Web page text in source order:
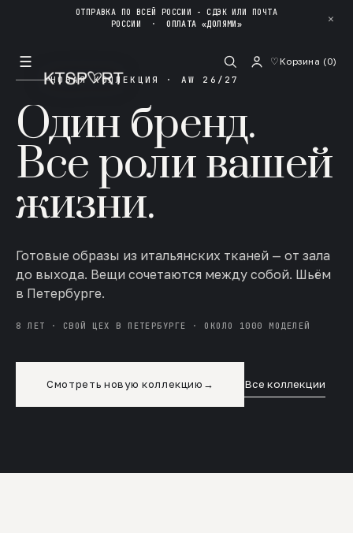
ОТПРАВКА ПО ВСЕЙ РОССИИ - СДЭК ИЛИ ПОЧТА
РОССИИ ·ОПЛАТА «ДОЛЯМИ» ✕
☰ ♡Корзина (0)
НОВАЯ КОЛЛЕКЦИЯ · AW 26/27
Один бренд.
Все роли вашей
жизни.
Готовые образы из итальянских тканей — от зала
до выхода. Вещи сочетаются между собой. Шьём
в Петербурге.
8 ЛЕТ · СВОЙ ЦЕХ В ПЕТЕРБУРГЕ · ОКОЛО 1000 МОДЕЛЕЙ
Смотреть новую коллекцию → Все коллекции